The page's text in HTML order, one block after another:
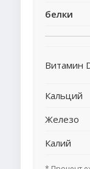
белки
Витамин
Кальций
Железо
Калий